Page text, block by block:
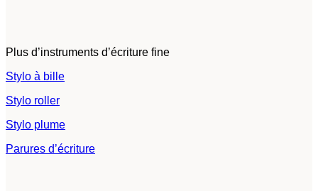
Plus d’instruments d’écriture fine
Stylo à bille
Stylo roller
Stylo plume
Parures d’écriture